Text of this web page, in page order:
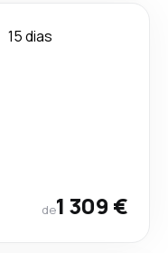
15 dias
de1 309 €